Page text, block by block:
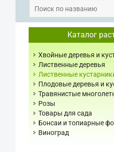
Каталог
Хвойные деревья и
Лиственные деревья
Лиственные
Плодовые деревья и
Травянистые
Розы
Товары для сада
Бонсаи и топиарные
Виноград